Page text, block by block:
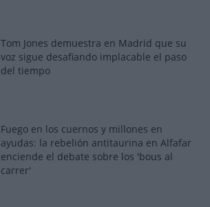
Tom Jones demuestra en Madrid que su
voz sigue desafiando implacable el paso
del tiempo
Fuego en los cuernos y millones en
ayudas: la rebelión antitaurina en Alfafar
enciende el debate sobre los 'bous al
carrer'